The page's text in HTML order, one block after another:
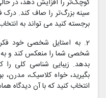
سینه بزرگ‌تر را صاف کند.
برجسته کنید می تواند به
2. به استایل شخصی خود
شخصی شما را منعکس کند و
بدهد. زیبایی شناسی کلی را
بگیرید، خواه کلاسیک، مدرن،
انتخاب کنید که با آن دیدگاه